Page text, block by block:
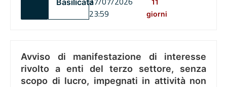
Basilicata
23:59
11
giorni
Avviso di manifestazione di interesse
rivolto a enti del terzo settore, senza
scopo di lucro, impegnati in attività non